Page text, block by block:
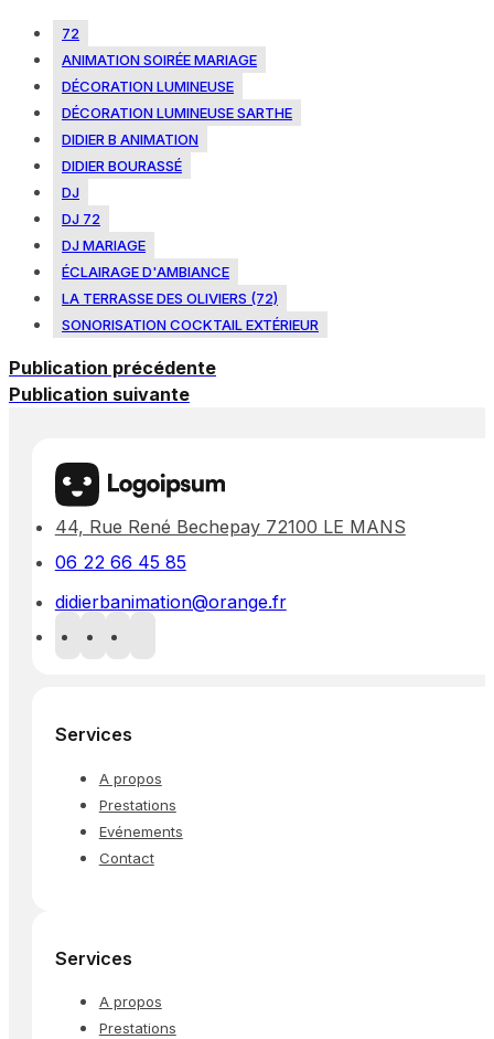
72
ANIMATION SOIRÉE MARIAGE
DÉCORATION LUMINEUSE
DÉCORATION LUMINEUSE SARTHE
DIDIER B ANIMATION
DIDIER BOURASSÉ
DJ
DJ 72
DJ MARIAGE
ÉCLAIRAGE D'AMBIANCE
LA TERRASSE DES OLIVIERS (72)
SONORISATION COCKTAIL EXTÉRIEUR
Publication précédente
Publication suivante
44, Rue René Bechepay 72100 LE MANS
06 22 66 45 85
didierbanimation@orange.fr
Services
A propos
Prestations
Evénements
Contact
Services
A propos
Prestations